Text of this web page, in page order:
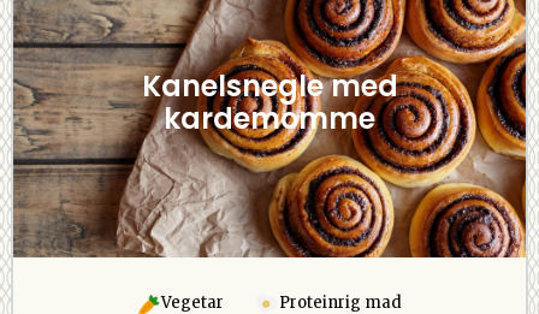
Kanelsnegle med
kardemomme
Vegetar Proteinrig mad